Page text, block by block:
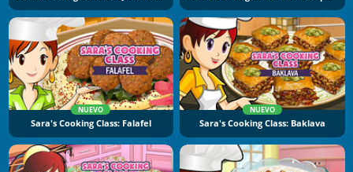
NUEVO
Sara's Cooking Class: Falafel
NUEVO
Sara's Cooking Class: Baklava